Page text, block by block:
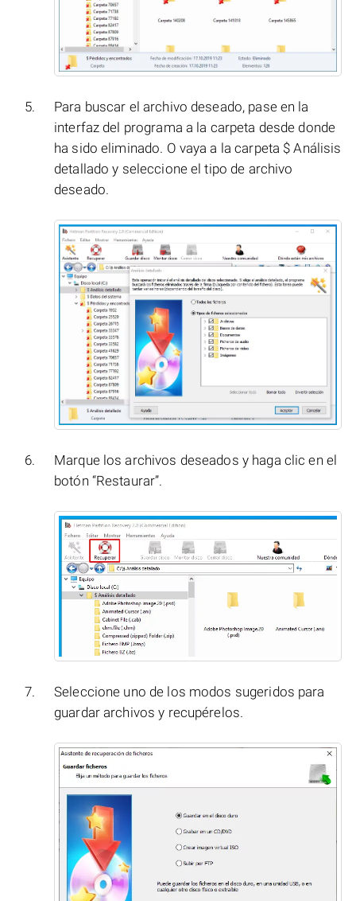
Para buscar el archivo deseado, pase en la
interfaz del programa a la carpeta desde donde
ha sido eliminado. O vaya a la carpeta $ Análisis
detallado y seleccione el tipo de archivo
deseado.
Marque los archivos deseados y haga clic en el
botón “Restaurar”.
Seleccione uno de los modos sugeridos para
guardar archivos y recupérelos.